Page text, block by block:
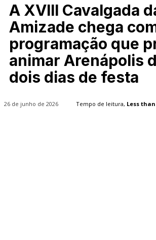
A XVIII Cavalgada
Amizade chega
programação que
animar Arenápolis
dois dias de festa
26 de junho de 2026 Tempo de leitura, Less than